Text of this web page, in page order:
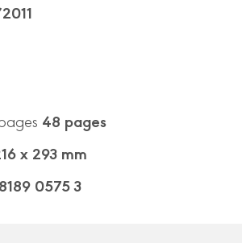
48 pages
x 293 mm
0575 3